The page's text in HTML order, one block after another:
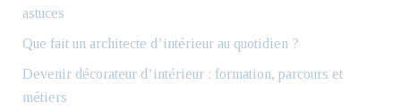
astuces
Que fait un architecte d’intérieur au quotidien ?
Devenir décorateur d’intérieur : formation, parcours et
métiers